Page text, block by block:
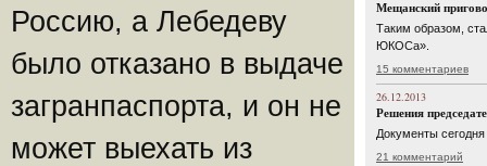
Россию, а Лебедеву
было отказано в выдаче
загранпаспорта, и он не
может выехать из
Мещанский
Таким образом,
ЮКОСа».
15 комментариев
26.12.2013
Решения
Документы
21 комментарий